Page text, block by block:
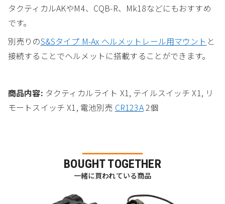
タクティカルAKやM4、CQB-R、Mk18などにもおすすめ
です。
別売りのS&Sタイプ M-Ax ヘルメットレール用マウント と
接続することでヘルメットに搭載することができます。
商品内容: タクティカルライト X1, テイルスイッチ X1, リ
モートスイッチ X1, 電池別売 CR123A2個
BOUGHT TOGETHER
一緒に買われている商品